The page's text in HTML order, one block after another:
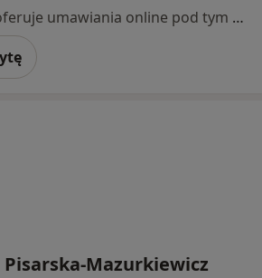
Specjalista nie oferuje umawiania online pod tym adresem.
Mazurkiewicz